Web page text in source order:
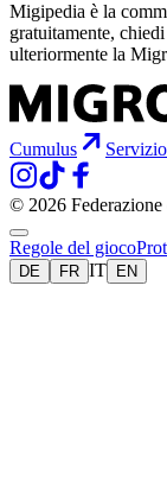
Migipedia è la
gratuitamente,
ulteriormente la
Cumulus
© 2026
Regole del gioco
DE FR IT EN